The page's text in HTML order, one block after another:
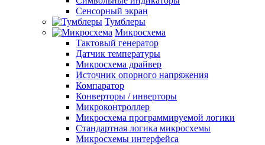
Сенсорный экран
Тумблеры
Микросхема
Тактовый генератор
Датчик температуры
Микросхема драйвер
Источник опорного напряжения
Компаратор
Конверторы / инверторы
Микроконтроллер
Микросхема программируемой логики
Стандартная логика микросхемы
Микросхемы интерфейса